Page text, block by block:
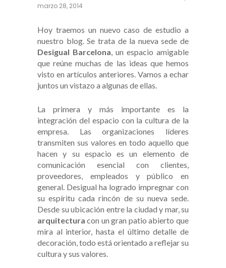
marzo 28, 2014
Hoy traemos un nuevo caso de estudio a
nuestro blog. Se trata de la nueva sede de
Desigual Barcelona, un espacio amigable
que reúne muchas de las ideas que hemos
visto en artículos anteriores. Vamos a echar
juntos un vistazo a algunas de ellas.
La primera y más importante es la
integración del espacio con la cultura de la
empresa. Las organizaciones líderes
transmiten sus valores en todo aquello que
hacen y su espacio es un elemento de
comunicación esencial con clientes,
proveedores, empleados y público en
general. Desigual ha logrado impregnar con
su espíritu cada rincón de su nueva sede.
Desde su ubicación entre la ciudad y mar, su
arquitectura con un gran patio abierto que
mira al interior, hasta el último detalle de
decoración, todo está orientado a reflejar su
cultura y sus valores.